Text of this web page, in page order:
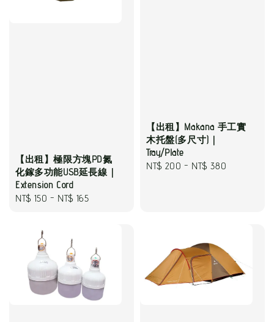
【出租】極限方塊PD氮
化鎵多功能USB延長線｜
Extension Cord
Regular
NT$ 150 - NT$ 165
【出租】Makana 手工實
木托盤(多尺寸)｜
Tray/Plate
Regular
NT$ 200 - NT$ 380